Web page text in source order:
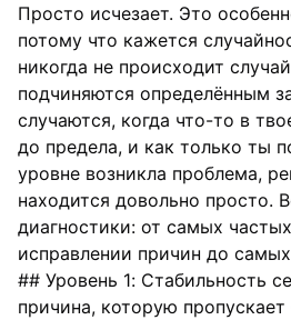
Просто исчезает. Это
потому что кажется
никогда не происходит
подчиняются определённым
случаются, когда что-то в
до предела, и как только ты
уровне возникла проблема,
находится довольно просто.
диагностики: от самых
исправлении причин до
## Уровень 1: Стабильность
причина, которую